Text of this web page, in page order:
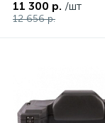
11 300 р. /шт
12 656 р.